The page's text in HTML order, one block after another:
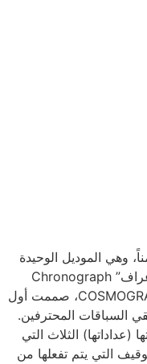
وهي الموديل الوحيدة
الذي يحتوي خاصية ساعة توقيف “كرونوغراف” Chronograph
والتي أسمتها رولكس باكوزموغراف COSMOGRAPH، صممت أول
سائقي السباقات المحترفين.
الثلاث التي
التي يتم تفعلها من